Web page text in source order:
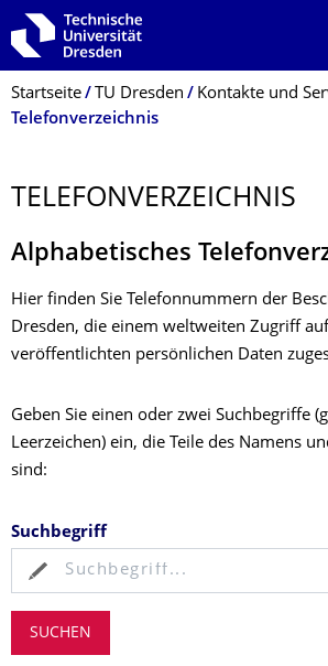
Zur Hauptnavigation springen
Zur Suche springen
Zum Inhalt springen
Breadcrumb-Menü
Startseite TU Dresden
Kontakte und
Telefonverzeichnis
TELEFONVER­ZEICHNIS
Alphabetisches
Hier finden Sie Telefonnummern der
Dresden, die einem weltweiten Zugriff
veröffentlichten persönlichen Daten
Geben Sie einen oder zwei Suchbegriffe
Leerzeichen) ein, die Teile des Namens
sind:
Suchbegriff